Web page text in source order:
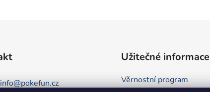
info@pokefun.cz
Užitečné informace
Věrnostní program